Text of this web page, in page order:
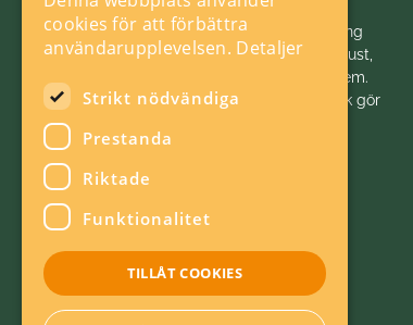
Vi initierar, samordnar och bedriver forskning
och analys inom energiområdet för ett robust,
hållbart och konkurrenskraftigt energisystem.
Energiforsk är politiskt neutralt. Energiforsk gör
energivärlden klokare!
cookies för att förbättra
användarupplevelsen. Detaljer
Strikt nödvändiga
Prestanda
Riktade
Funktionalitet
TILLÅT COOKIES